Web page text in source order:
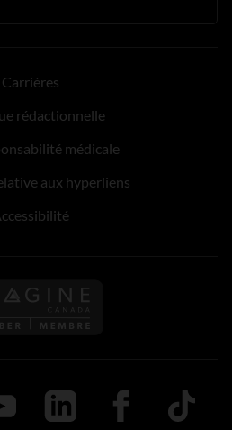
Carrières
rédactionnelle
médicale
aux hyperliens
sur Instagram
nous sur Youtube
Suivez nous sur LinkedIn
Suivez nous sur
TikTok